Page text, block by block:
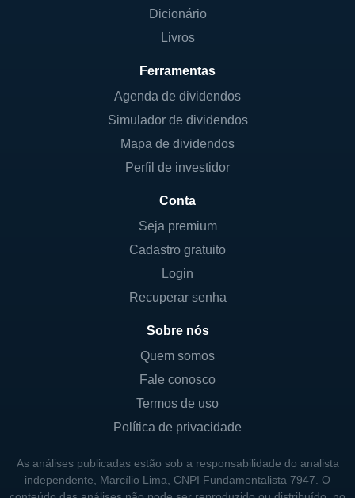
Dicionário
Livros
Ferramentas
Agenda de dividendos
Simulador de dividendos
Mapa de dividendos
Perfil de investidor
Conta
Seja premium
Cadastro gratuito
Login
Recuperar senha
Sobre nós
Quem somos
Fale conosco
Termos de uso
Política de privacidade
As análises publicadas estão sob a responsabilidade do analista
independente, Marcílio Lima, CNPI Fundamentalista 7947. O